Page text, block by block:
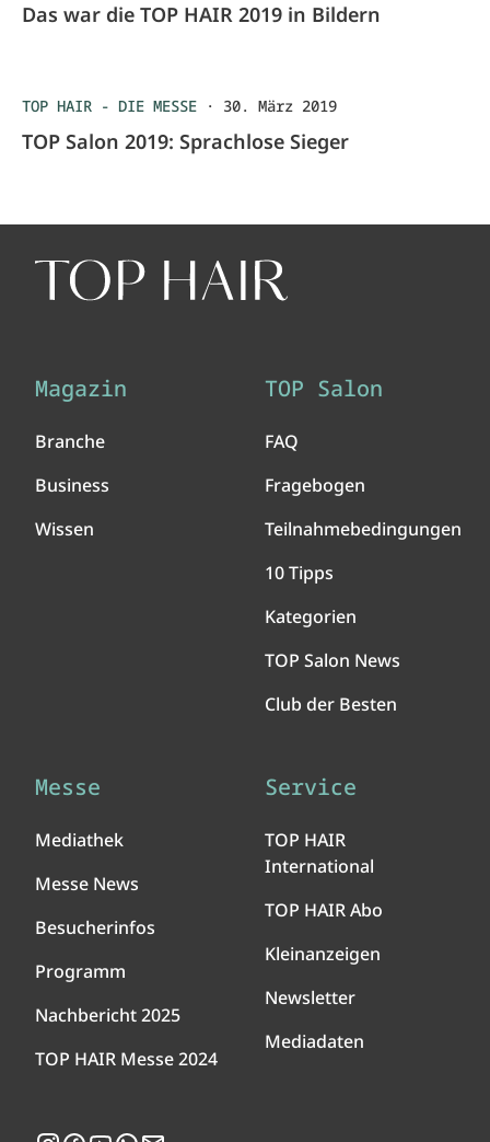
Das war die TOP HAIR 2019 in Bildern
TOP HAIR - DIE MESSE · 30. März 2019
TOP Salon 2019: Sprachlose Sieger
Magazin
Branche
Business
Wissen
TOP Salon
FAQ
Fragebogen
Teilnahmebedingungen
10 Tipps
Kategorien
TOP Salon News
Club der Besten
Messe
Mediathek
Messe News
Besucherinfos
Programm
Nachbericht 2025
TOP HAIR Messe 2024
Service
TOP HAIR
International
TOP HAIR Abo
Kleinanzeigen
Newsletter
Mediadaten